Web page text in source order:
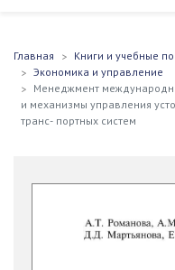
Главная Книги и учебные
Экономика и управление
Менеджмент
и механизмы управления
транс- портных систем